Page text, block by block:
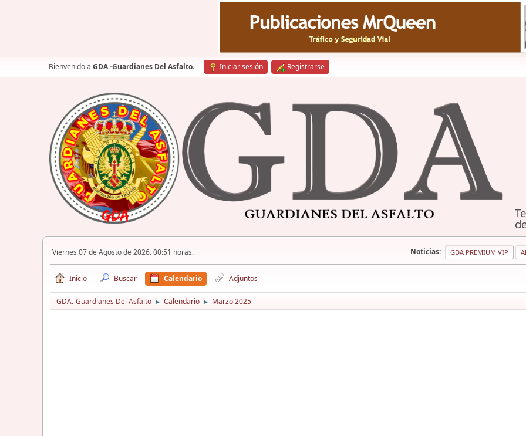
Bienvenido a GDA.-Guardianes Del Asfalto. Iniciar sesión Registrarse
Viernes 07 de Agosto de 2026. 00:51 horas. Noticias: GDA PREMIUM VIP
Inicio Buscar Calendario Adjuntos
GDA.-Guardianes Del Asfalto ► Calendario ► Marzo 2025